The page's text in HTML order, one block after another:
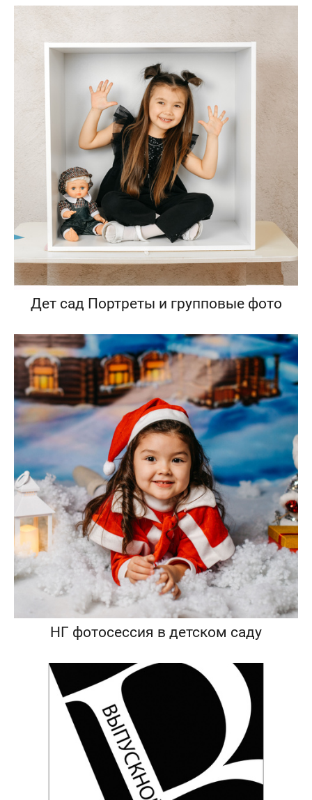
Дет сад Портреты и групповые фото
НГ фотосессия в детском саду